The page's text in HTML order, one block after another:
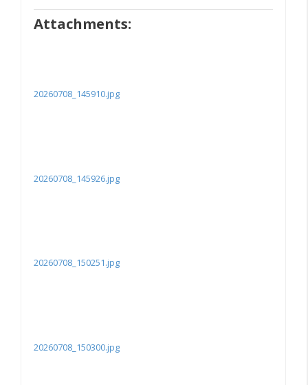
Attachments:
20260708_145910.jpg
20260708_145926.jpg
20260708_150251.jpg
20260708_150300.jpg